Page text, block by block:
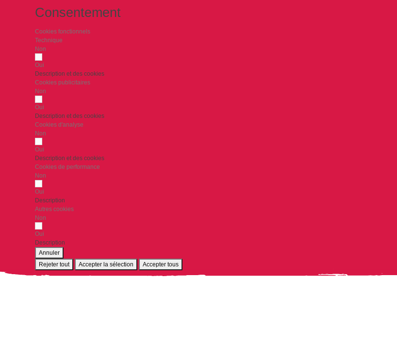
Consentement
Cookies fonctionnels
Technique
Non
Oui
Description et des cookies
Cookies publicitaires
Non
Oui
Description et des cookies
Cookies d'analyse
Non
Oui
Description et des cookies
Cookies de performance
Non
Oui
Description
Autres cookies
Non
Oui
Description
Annuler
Rejeter tout
Accepter la sélection Accepter tous